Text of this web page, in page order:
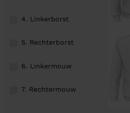
4. Linkerborst
5. Rechterborst
6. Linkermouw
7. Rechtermouw